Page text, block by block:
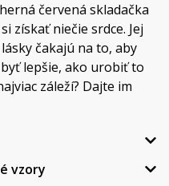
červená skladačka
získať niečie srdce. Jej
čakajú na to, aby
lepšie, ako urobiť to
záleží? Dajte im
vzory